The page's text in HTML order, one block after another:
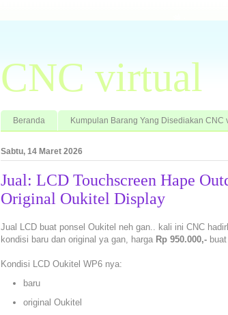
CNC virtual
Beranda Kumpulan Barang Yang Disediakan CNC
Sabtu, 14 Maret 2026
Jual: LCD Touchscreen Hape
Original Oukitel Display
Jual LCD buat ponsel Oukitel neh gan.. kali ini CNC
kondisi baru dan original ya gan, harga Rp 950.000,-
Kondisi LCD Oukitel WP6 nya:
baru
original Oukitel